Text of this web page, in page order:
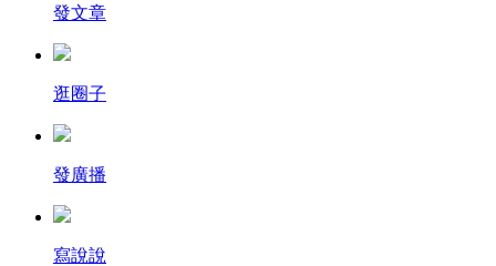
發文章
逛圈子
發廣播
寫說說